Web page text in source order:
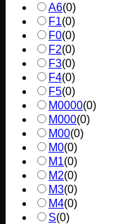
A6(0)
F1(0)
F0(0)
F2(0)
F3(0)
F4(0)
F5(0)
M0000(0)
M000(0)
M00(0)
M0(0)
M1(0)
M2(0)
M3(0)
M4(0)
S(0)